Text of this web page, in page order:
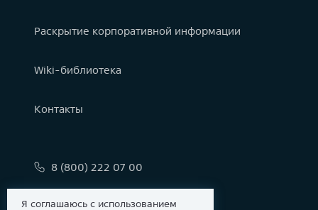
Раскрытие корпоративной информации
Wiki-библиотека
Контакты
8 (800) 222 07 00
Я соглашаюсь с использованием